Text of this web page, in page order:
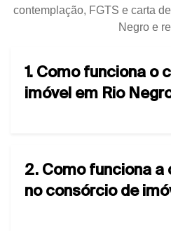
contemplação, FGTS e carta
Negro e
1. Como funciona o
imóvel em Rio
2. Como funciona
no consórcio de